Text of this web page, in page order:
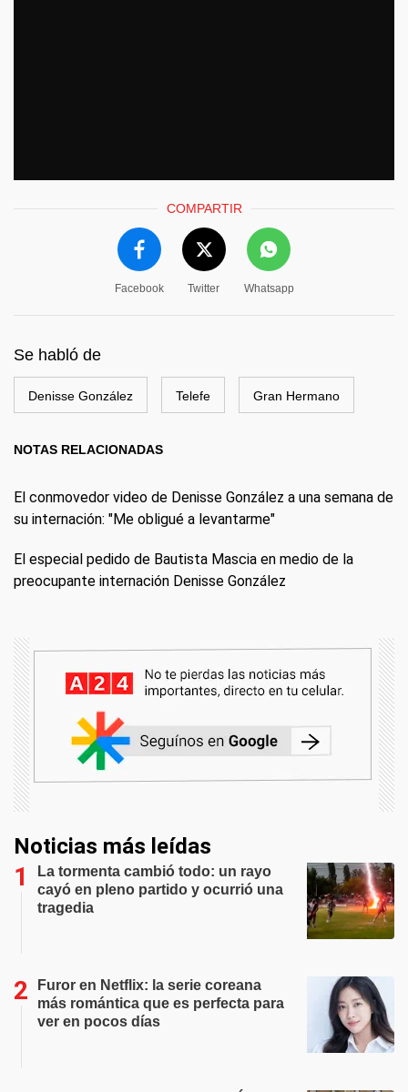
COMPARTIR
Facebook Twitter Whatsapp
Se habló de
Denisse González Telefe Gran Hermano
NOTAS RELACIONADAS
El conmovedor video de Denisse González a una semana de
su internación: "Me obligué a levantarme"
El especial pedido de Bautista Mascia en medio de la
preocupante internación Denisse González
Noticias más leídas
La tormenta cambió todo: un rayo
cayó en pleno partido y ocurrió una
tragedia
Furor en Netflix: la serie coreana
más romántica que es perfecta para
ver en pocos días